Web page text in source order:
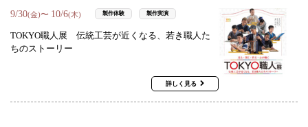
9/30(金)〜 10/6(木) 製作体験 製作実演
TOKYO職人展 伝統工芸が近くなる、若き職人た
ちのストーリー
詳しく見る